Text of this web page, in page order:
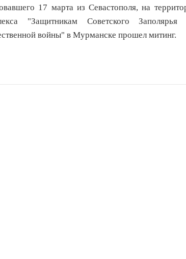
17 марта из Севастополя, на
"Защитникам Советского
войны" в Мурманске прошел митинг.